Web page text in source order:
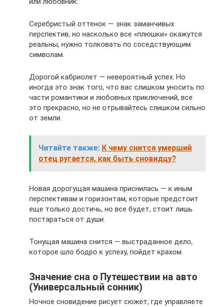
Серебристый оттенок — знак заманчивых
перспектив, но насколько все «плюшки» окажутся
реальны, нужно толковать по соседствующим
символам.
Дорогой кабриолет — невероятный успех. Но
иногда это знак того, что вас слишком уносить по
части романтики и любовных приключений, все
это прекрасно, но не отрывайтесь слишком сильно
от земли.
Читайте также: К чему снится умерший
отец ругается, как быть сновидцу?
Новая дорогущая машина приснилась — к иным
перспективам и горизонтам, которые предстоит
еще только достичь, но все будет, стоит лишь
постараться от души.
Тонущая машина снится — выстраданное дело,
которое шло бодро к успеху, пойдет крахом.
Значение сна о Путешествии на авто
(Универсальный сонник)
Ночное сновидение рисует сюжет, где управляете